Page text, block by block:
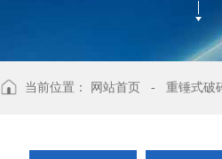
当前位置： 网站首页 - 重锤式破